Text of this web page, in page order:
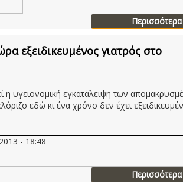
Περισσότερα
εξειδικευμένος γιατρός στο
η υγειονομική εγκατάλειψη των
εδώ κι ένα χρόνο δεν έχει
- 18:48
Περισσότερα